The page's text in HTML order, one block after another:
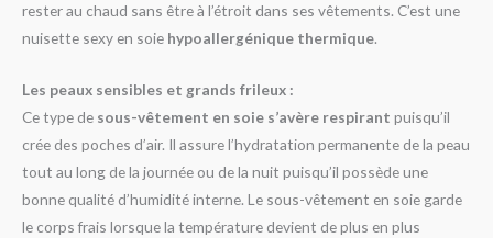
rester au chaud sans être à l’étroit dans ses vêtements. C’est une
nuisette sexy en soie hypoallergénique thermique.
Les peaux sensibles et grands frileux :
Ce type de sous-vêtement en soie s’avère respirant puisqu’il
crée des poches d’air. Il assure l’hydratation permanente de la peau
tout au long de la journée ou de la nuit puisqu’il possède une
bonne qualité d’humidité interne. Le sous-vêtement en soie garde
le corps frais lorsque la température devient de plus en plus